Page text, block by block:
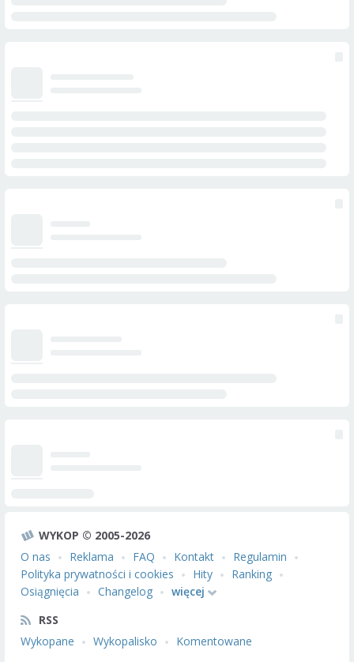
WYKOP © 2005-2026
O nas
Reklama FAQ Kontakt
Regulamin
Polityka prywatności i cookies
Hity
Ranking
Osiągnięcia
Changelog
więcej
RSS
Wykopane
Wykopalisko Komentowane